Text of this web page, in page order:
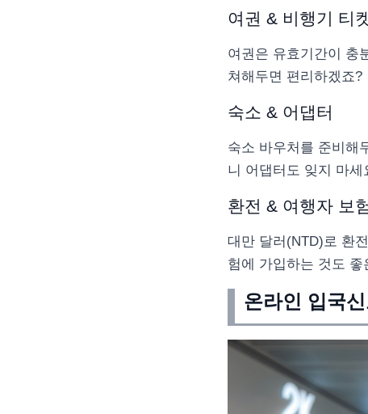
여권 & 비행기 티
여권은 유효기간이 충
쳐해두면 편리하겠죠?
숙소 & 어댑터
숙소 바우처를 준비해
니 어댑터도 잊지 마세
환전 & 여행자 보
대만 달러(NTD)로 환
험에 가입하는 것도 좋
온라인 입국